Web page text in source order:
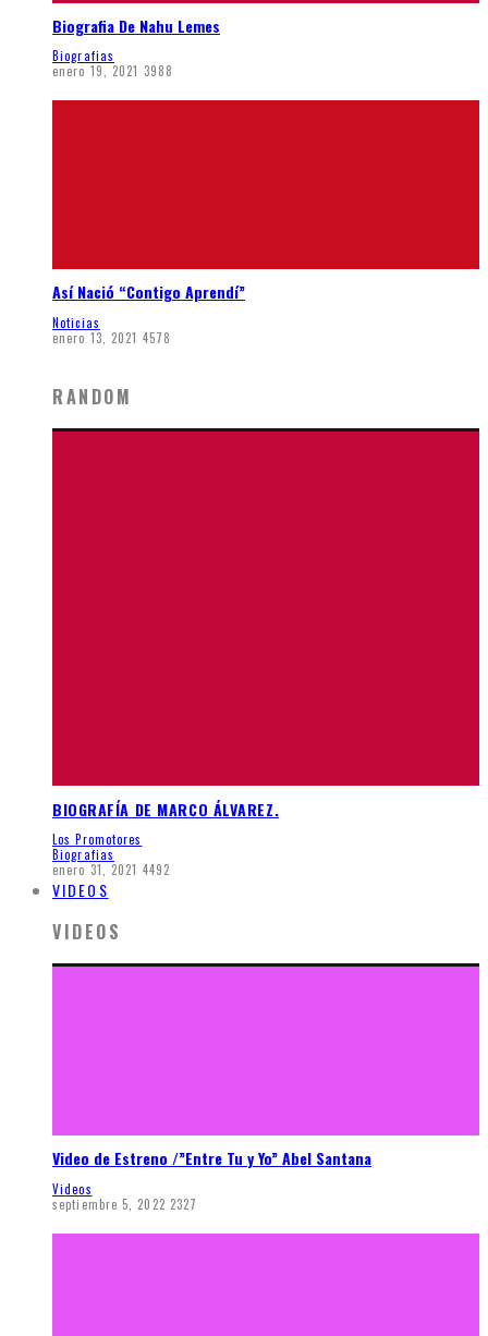
Biografia De Nahu Lemes
Biografias
enero 19, 2021 3988
Así Nació “Contigo Aprendí”
Noticias
enero 13, 2021 4578
RANDOM
BIOGRAFÍA DE MARCO ÁLVAREZ.
Los Promotores
Biografias
enero 31, 2021 4492
VIDEOS
VIDEOS
Video de Estreno /”Entre Tu y Yo” Abel Santana
Videos
septiembre 5, 2022 2327